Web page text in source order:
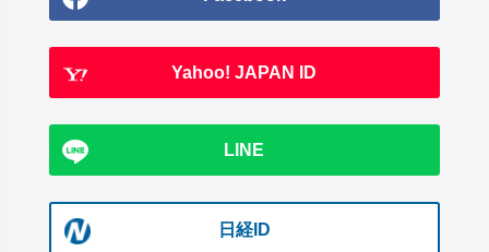
Yahoo! JAPAN ID
LINE
日経ID